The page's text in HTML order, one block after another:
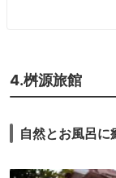
4.桝源旅館
自然とお風呂に